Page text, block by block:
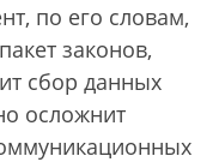
по его словам,
законов,
сбор данных
осложнит